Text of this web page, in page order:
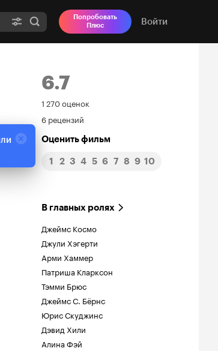
Попробовать
Плюс
Войти
6.7
Рейтинг
Кинопоиска
6.7
1 270 оценок
6 рецензий
Оценить фильм
1 2 3 4 5 6 7 8 9 10
В главных ролях
Джеймс Космо
Джули Хэгерти
Арми Хаммер
Патриша Кларксон
Тэмми Брюс
Джеймс С. Бёрнс
Юрис Скуджинс
Дэвид Хили
Алина Фэй